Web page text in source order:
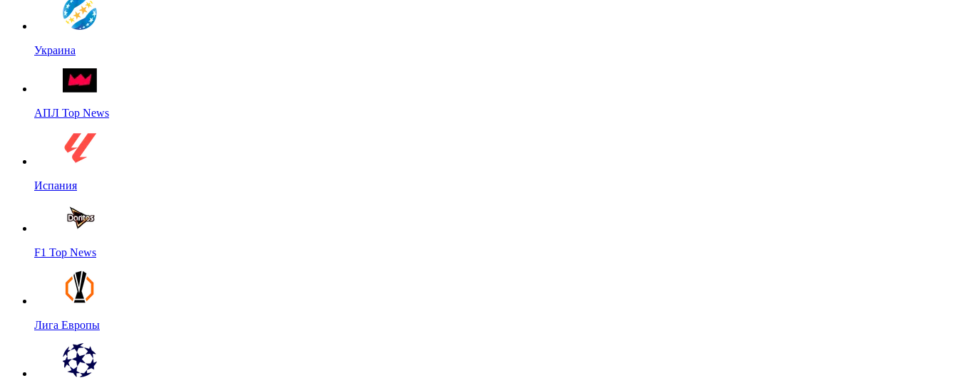
Украина
АПЛ Top News
Испания
F1 Top News
Лига Европы